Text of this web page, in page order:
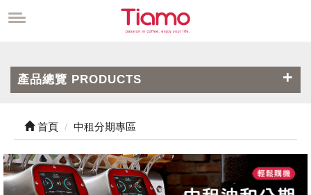
產品總覽 PRODUCTS
首頁 中租分期專區